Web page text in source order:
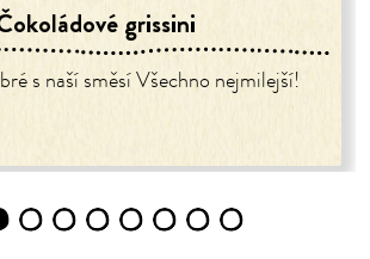
grissini
s naší směsí Všechno nejmilejší!
2 3 4 5 6 7 8